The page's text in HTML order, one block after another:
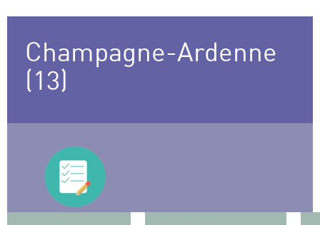
Champagne-Ardenne
(13)